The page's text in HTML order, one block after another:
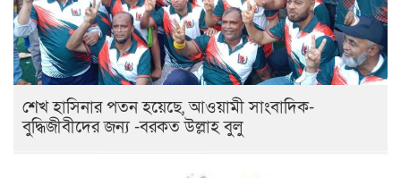
শেখ হাসিনার পতন হয়েছে, আওয়ামী সাংবাদিক-
বুদ্ধিজীবীদের জন্য -বরকত উল্লাহ বুলু